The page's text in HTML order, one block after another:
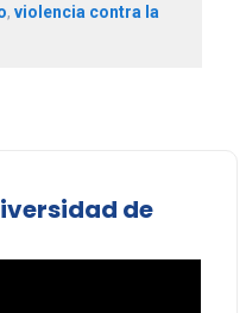
, violencia contra la
de